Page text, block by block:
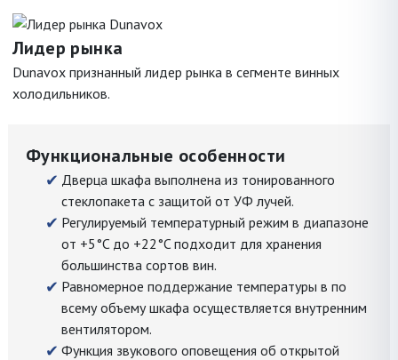
Лидер рынка
Dunavox признанный лидер рынка в сегменте винных
холодильников.
Функциональные особенности
Дверца шкафа выполнена из тонированного
стеклопакета с защитой от УФ лучей.
Регулируемый температурный режим в диапазоне
от +5°C до +22°C подходит для хранения
большинства сортов вин.
Равномерное поддержание температуры в по
всему объему шкафа осуществляется внутренним
вентилятором.
Функция звукового оповещения об открытой